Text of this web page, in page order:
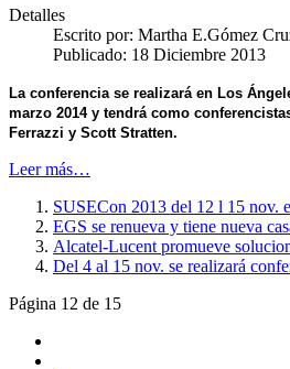
Detalles
Escrito por: Martha E.Gómez
Publicado: 18 Diciembre 2013
La conferencia se realizará en Los
marzo 2014 y tendrá como
Ferrazzi y Scott Stratten.
Leer más…
SUSECon 2013 del 12 l 15 nov.
EGS se renueva y tiene nueva
Alcatel-Lucent promueve
Del 4 al 15 nov. se realizará
Página 12 de 15